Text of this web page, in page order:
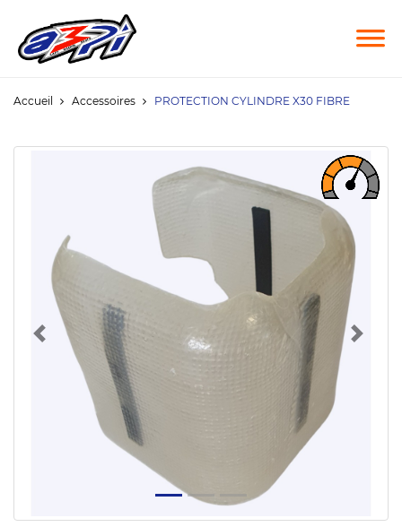
Accueil Accessoires PROTECTION CYLINDRE X30 FIBRE
Previous Next